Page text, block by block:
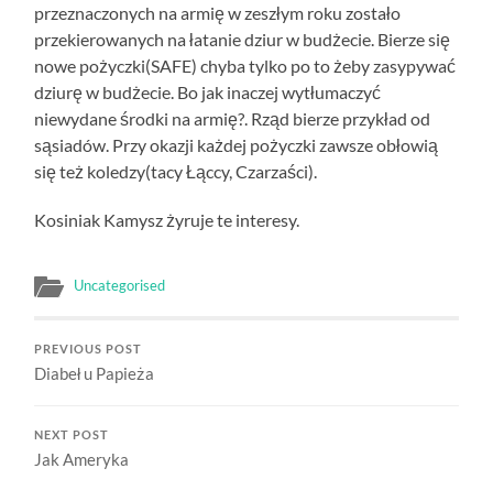
przeznaczonych na armię w zeszłym roku zostało
przekierowanych na łatanie dziur w budżecie. Bierze się
nowe pożyczki(SAFE) chyba tylko po to żeby zasypywać
dziurę w budżecie. Bo jak inaczej wytłumaczyć
niewydane środki na armię?. Rząd bierze przykład od
sąsiadów. Przy okazji każdej pożyczki zawsze obłowią
się też koledzy(tacy Łąccy, Czarzaści).
Kosiniak Kamysz żyruje te interesy.
Uncategorised
PREVIOUS POST
Diabeł u Papieża
NEXT POST
Jak Ameryka